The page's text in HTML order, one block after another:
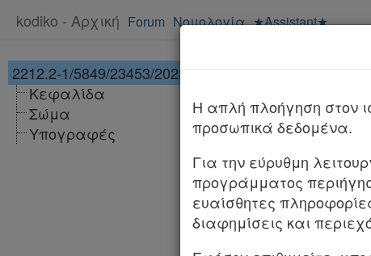
kodiko - Αρχική Forum Νομολογία ★Assistant★
2212.2-1/5849/23453/2025 [-]
Κεφαλίδα
Σώμα
Υπογραφές
Υπ. Απόφαση
1/5849/23453/
ΦΕΚ
Αριθμ.2212.2-1/
Αποδοχή
εδρεύει στα
Ο ΥΠΟΥΡΓΟΣ
H απλή πλοήγηση στον
προσωπικά δεδομένα.
Για την εύρυθμη
προγράμματος
ευαίσθητες
διαφημίσεις και